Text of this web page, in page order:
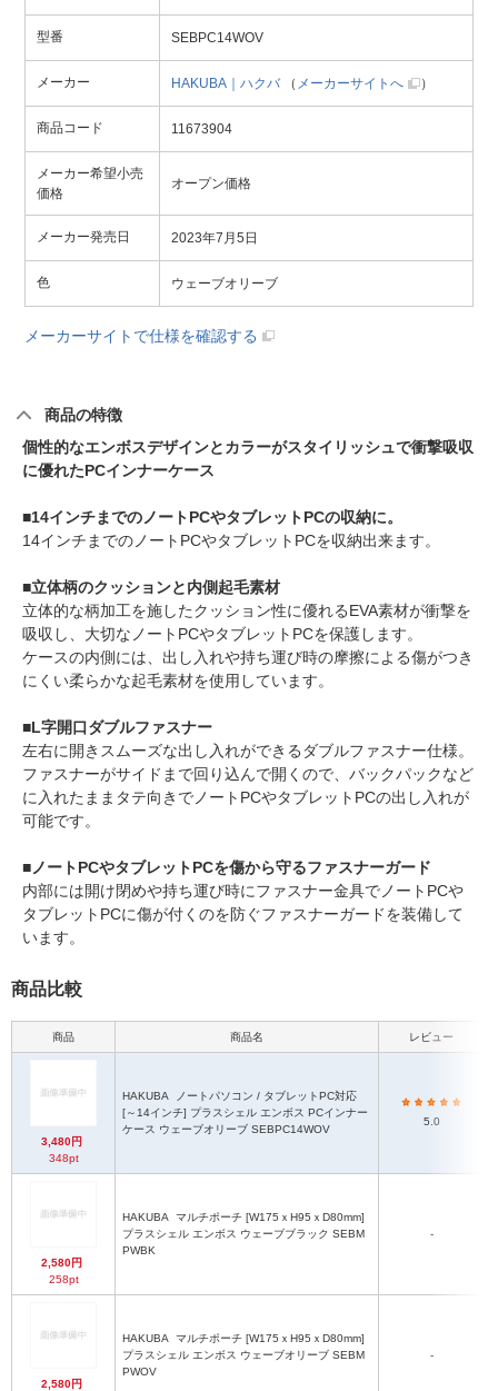
型番 SEBPC14WOV
メーカー HAKUBA｜ハクバ（ メーカーサイトへ ）
商品コード 11673904
メーカー希望小売
価格
オープン価格
メーカー発売日 2023年7月5日
色 ウェーブオリーブ
メーカーサイトで仕様を確認する
商品の特徴
個性的なエンボスデザインとカラーがスタイリッシュで衝撃吸収
に優れたPCインナーケース
■14インチまでのノートPCやタブレットPCの収納に。
14インチまでのノートPCやタブレットPCを収納出来ます。
■立体柄のクッションと内側起毛素材
立体的な柄加工を施したクッション性に優れるEVA素材が衝撃を
吸収し、大切なノートPCやタブレットPCを保護します。
ケースの内側には、出し入れや持ち運び時の摩擦による傷がつき
にくい柔らかな起毛素材を使用しています。
■L字開口ダブルファスナー
左右に開きスムーズな出し入れができるダブルファスナー仕様。
ファスナーがサイドまで回り込んで開くので、バックパックなど
に入れたままタテ向きでノートPCやタブレットPCの出し入れが
可能です。
■ノートPCやタブレットPCを傷から守るファスナーガード
内部には開け閉めや持ち運び時にファスナー金具でノートPCや
タブレットPCに傷が付くのを防ぐファスナーガードを装備して
います。
商品比較
商品 商品名 レビュー
3,480円
348pt
HAKUBA
[～14インチ] プラスシェル エンボス PCインナー
ケース ウェーブオリーブ SEBPC14WOV
5.0
2,580円
258pt
HAKUBA
プラスシェル エンボス ウェーブブラック SEBM
PWBK
-
2,580円
HAKUBA
プラスシェル エンボス ウェーブオリーブ SEBM
PWOV
-